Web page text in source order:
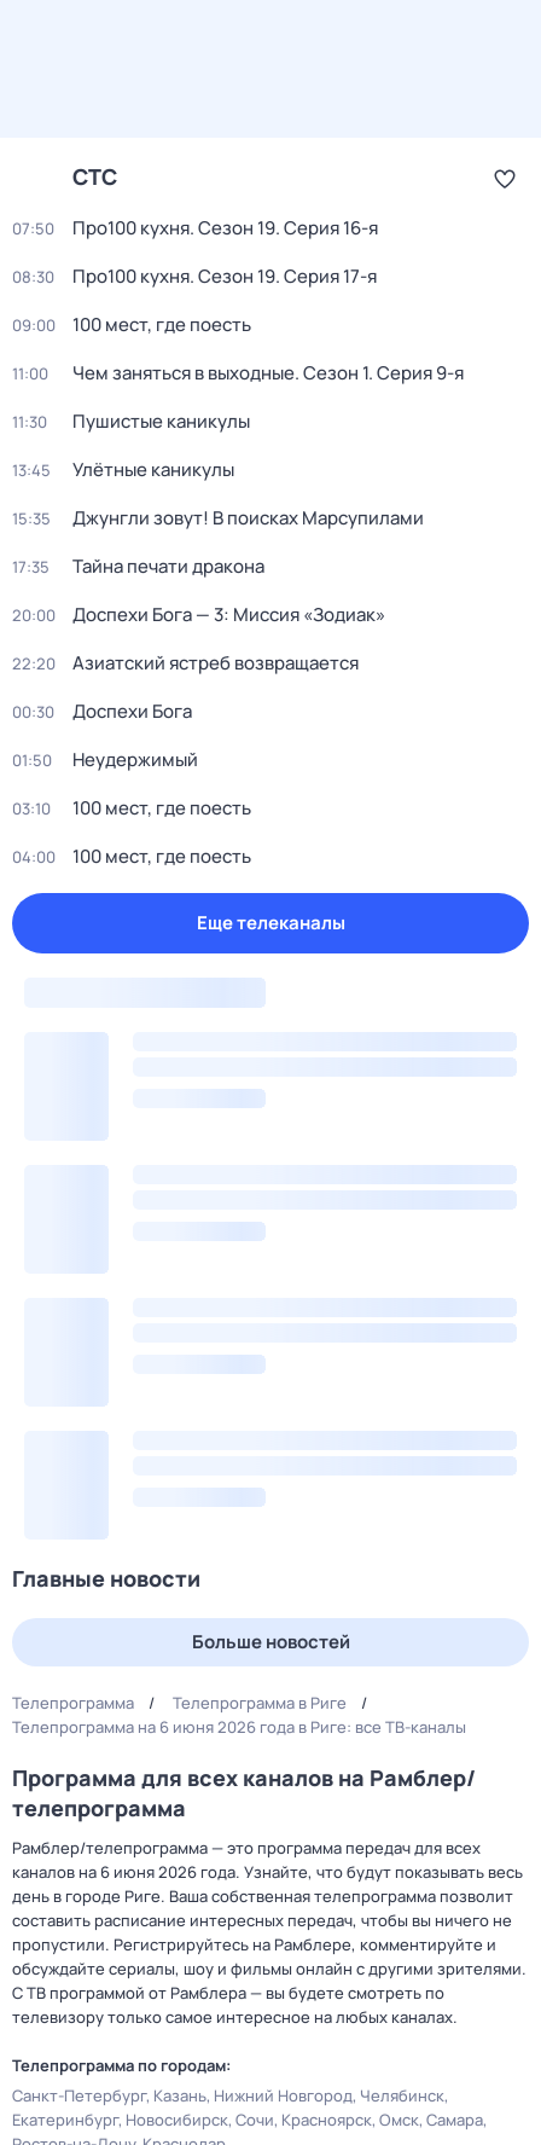
СТС
07:50 Про100 кухня. Сезон 19. Серия 16-я
08:30 Про100 кухня. Сезон 19. Серия 17-я
09:00 100 мест, где поесть
11:00 Чем заняться в выходные. Сезон 1. Серия 9-я
11:30 Пушистые каникулы
13:45 Улётные каникулы
15:35 Джунгли зовут! В поисках Марсупилами
17:35 Тайна печати дракона
20:00 Доспехи Бога — 3: Миссия «Зодиак»
22:20 Азиатский ястреб возвращается
00:30 Доспехи Бога
01:50 Неудержимый
03:10 100 мест, где поесть
04:00 100 мест, где поесть
Еще телеканалы
Главные новости
Больше новостей
Телепрограмма
Телепрограмма в Риге
Телепрограмма на 6 июня 2026 года в Риге: все ТВ-каналы
Программа для всех каналов на Рамблер/
телепрограмма
Рамблер/телепрограмма — это программа передач для всех
каналов на 6 июня 2026 года. Узнайте, что будут показывать весь
день в городе Риге. Ваша собственная телепрограмма позволит
составить расписание интересных передач, чтобы вы ничего не
пропустили. Регистрируйтесь на Рамблере, комментируйте и
обсуждайте сериалы, шоу и фильмы онлайн с другими зрителями.
С ТВ программой от Рамблера — вы будете смотреть по
телевизору только самое интересное на любых каналах.
Телепрограмма по городам:
Санкт-Петербург Казань Нижний Новгород Челябинск
Екатеринбург Новосибирск Сочи Красноярск Омск Самара